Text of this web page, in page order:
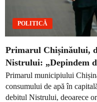
POLITICĂ
Primarul Chișinăului,
Nistrului: „Depindem
Primarul municipiului
consumului de apă în
debitul Nistrului, deoarece